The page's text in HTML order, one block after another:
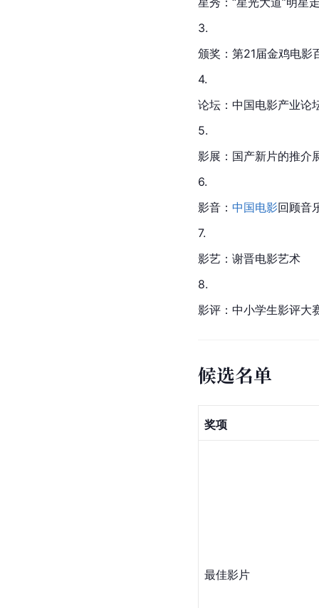
3.
颁奖：第21届金鸡电影
4.
论坛：中国电影产业论
5.
影展：国产新片的推介
6.
影音： 中国电影回顾音
7.
影艺：谢晋电影艺术
8.
影评：中小学生影评大
候选名单
奖项
最佳影片